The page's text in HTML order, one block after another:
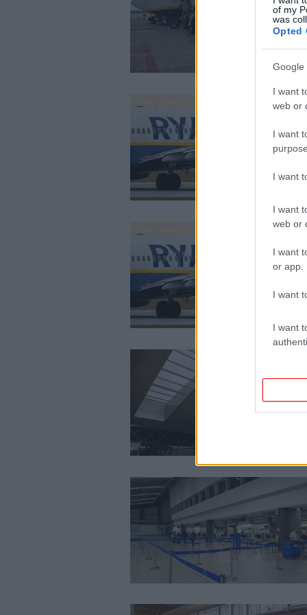
of my
was
Opted
Google
I want
web or
I want
I want
I want
web or
I want
or app.
I want
I want